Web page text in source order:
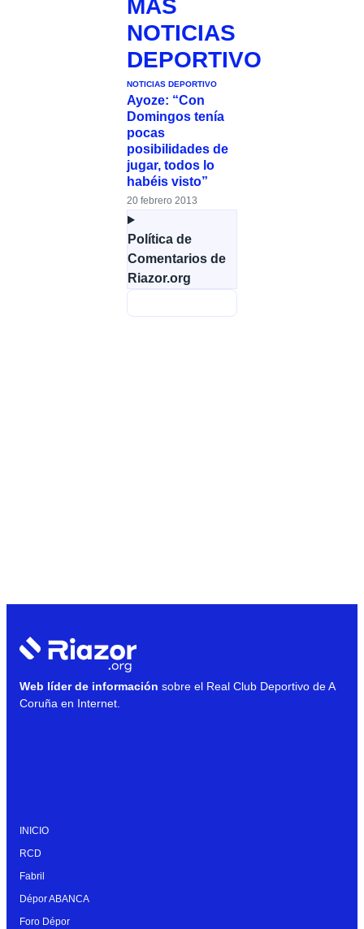
MÁS
NOTICIAS
DEPORTIVO
NOTICIAS DEPORTIVO
Ayoze: “Con
Domingos tenía
pocas
posibilidades de
jugar, todos lo
habéis visto”
20 febrero 2013
Política de
Comentarios de
Riazor.org
Web líder de información sobre el Real Club Deportivo de A
Coruña en Internet.
INICIO
RCD
Fabril
Dépor ABANCA
Foro Dépor